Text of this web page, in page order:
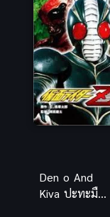
Den o And
Kiva ปะทะมือ